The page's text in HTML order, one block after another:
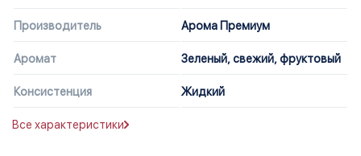
Производитель Арома Премиум
Аромат Зеленый, свежий, фруктовый
Консистенция Жидкий
Все характеристики